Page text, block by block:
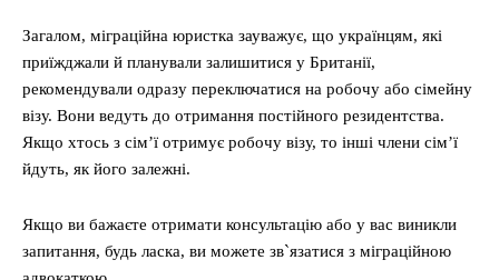
Загалом, міграційна юристка зауважує, що українцям, які
приїжджали й планували залишитися у Британії,
рекомендували одразу переключатися на робочу або сімейну
візу. Вони ведуть до отримання постійного резидентства.
Якщо хтось з сім’ї отримує робочу візу, то інші члени сім’ї
йдуть, як його залежні.
Якщо ви бажаєте отримати консультацію або у вас виникли
запитання, будь ласка, ви можете зв`язатися з міграційною